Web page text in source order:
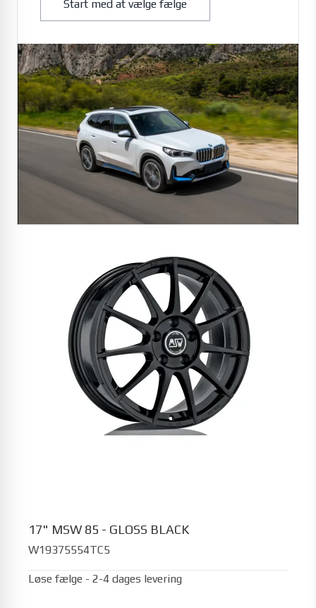
Start med at vælge fælge
17" MSW 85 - GLOSS BLACK
W19375554TC5
Løse fælge - 2-4 dages levering